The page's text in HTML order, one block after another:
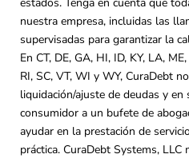
estados. Tenga en cuenta que
nuestra empresa, incluidas las
supervisadas para garantizar la
En CT, DE, GA, HI, ID, KY, LA,
RI, SC, VT, WI y WY, CuraDebt
liquidación/ajuste de deudas y
consumidor a un bufete de
ayudar en la prestación de
práctica. CuraDebt Systems,